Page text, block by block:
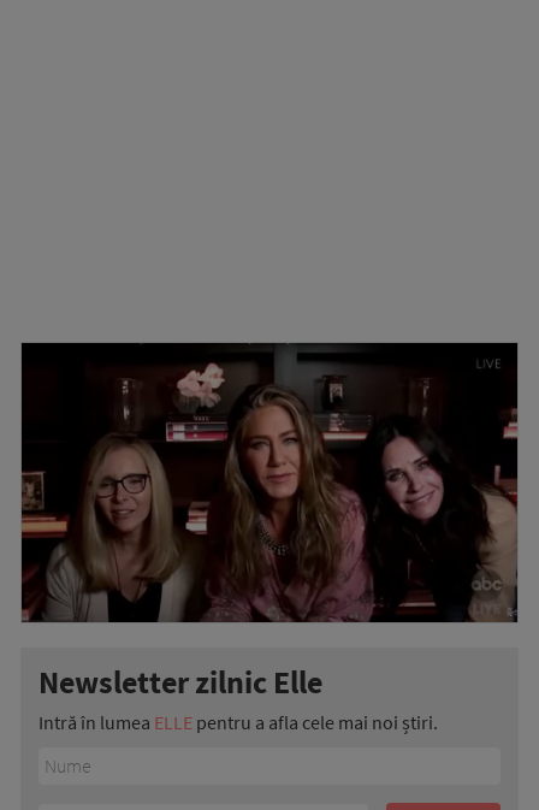
Newsletter zilnic Elle
Intră în lumea ELLE pentru a afla cele mai noi știri.